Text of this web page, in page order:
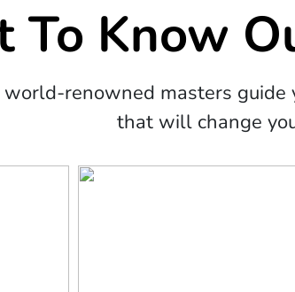
To Know
renowned masters
that will change